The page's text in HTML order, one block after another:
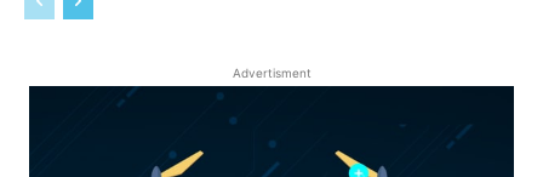
Advertisment